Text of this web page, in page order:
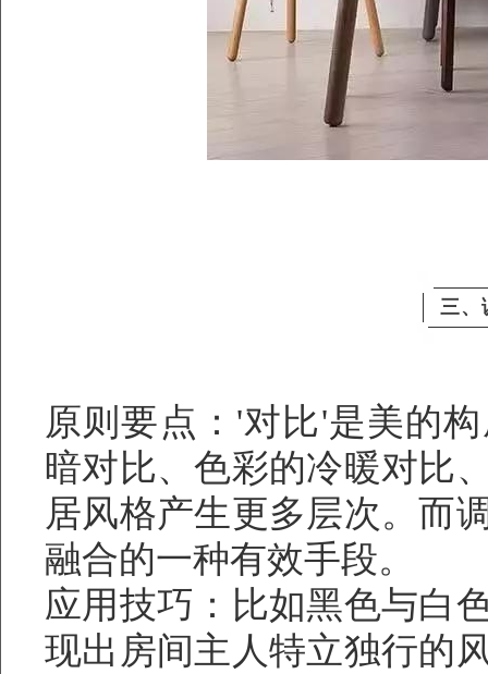
三、
原则要点：'对比'是美的
暗对比、色彩的冷暖对比
居风格产生更多层次。而
融合的一种有效手段。
应用技巧：比如黑色与白
现出房间主人特立独行的